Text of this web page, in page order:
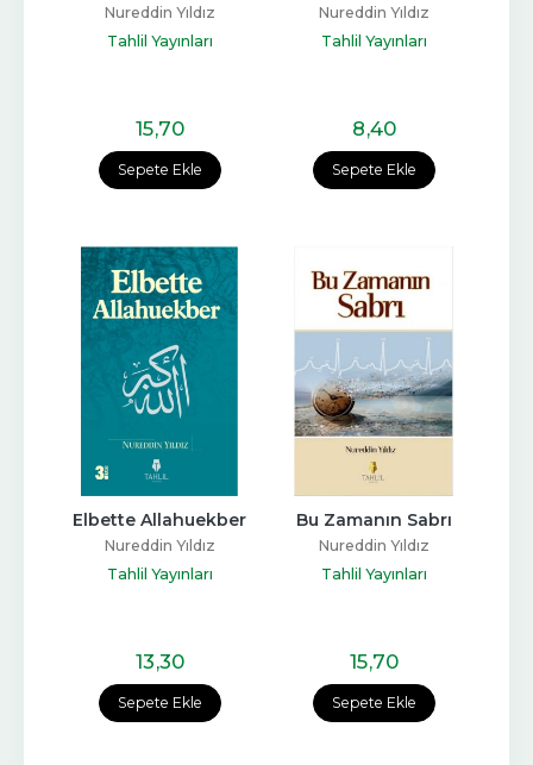
Sepete Ekle
Nureddin Yıldız
Tahlil Yayınları
15,70
Sepete Ekle
Nureddin Yıldız
Tahlil Yayınları
8,40
Sepete Ekle
Elbette Allahuekber
Nureddin Yıldız
Tahlil Yayınları
13,30
Sepete Ekle
Bu Zamanın Sabrı
Nureddin Yıldız
Tahlil Yayınları
15,70